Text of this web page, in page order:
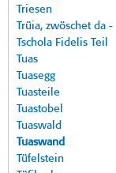
Triesen
Trüia, zwöschet da -
Tschola Fidelis Teil
Tuas
Tuasegg
Tuasteile
Tuastobel
Tuaswald
Tuaswand
Tüfelstein